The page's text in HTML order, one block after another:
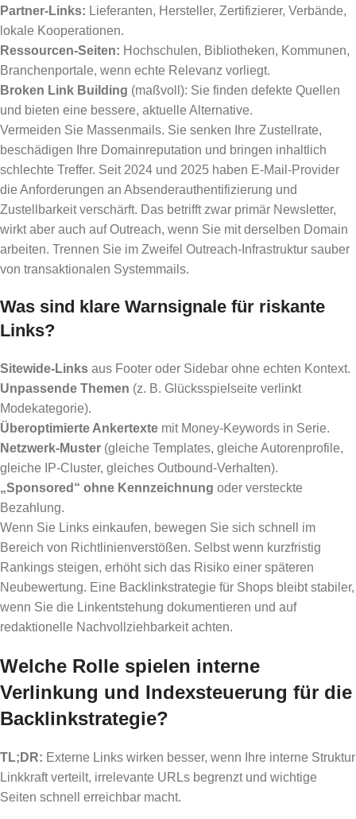
Partner-Links: Lieferanten, Hersteller, Zertifizierer, Verbände,
lokale Kooperationen.
Ressourcen-Seiten: Hochschulen, Bibliotheken, Kommunen,
Branchenportale, wenn echte Relevanz vorliegt.
Broken Link Building (maßvoll): Sie finden defekte Quellen
und bieten eine bessere, aktuelle Alternative.
Vermeiden Sie Massenmails. Sie senken Ihre Zustellrate,
beschädigen Ihre Domainreputation und bringen inhaltlich
schlechte Treffer. Seit 2024 und 2025 haben E-Mail-Provider
die Anforderungen an Absenderauthentifizierung und
Zustellbarkeit verschärft. Das betrifft zwar primär Newsletter,
wirkt aber auch auf Outreach, wenn Sie mit derselben Domain
arbeiten. Trennen Sie im Zweifel Outreach-Infrastruktur sauber
von transaktionalen Systemmails.
Was sind klare Warnsignale für riskante
Links?
Sitewide-Links aus Footer oder Sidebar ohne echten Kontext.
Unpassende Themen (z. B. Glücksspielseite verlinkt
Modekategorie).
Überoptimierte Ankertexte mit Money-Keywords in Serie.
Netzwerk-Muster (gleiche Templates, gleiche Autorenprofile,
gleiche IP-Cluster, gleiches Outbound-Verhalten).
„Sponsored“ ohne Kennzeichnung oder versteckte
Bezahlung.
Wenn Sie Links einkaufen, bewegen Sie sich schnell im
Bereich von Richtlinienverstößen. Selbst wenn kurzfristig
Rankings steigen, erhöht sich das Risiko einer späteren
Neubewertung. Eine Backlinkstrategie für Shops bleibt stabiler,
wenn Sie die Linkentstehung dokumentieren und auf
redaktionelle Nachvollziehbarkeit achten.
Welche Rolle spielen interne
Verlinkung und Indexsteuerung für die
Backlinkstrategie?
TL;DR: Externe Links wirken besser, wenn Ihre interne Struktur
Linkkraft verteilt, irrelevante URLs begrenzt und wichtige
Seiten schnell erreichbar macht.